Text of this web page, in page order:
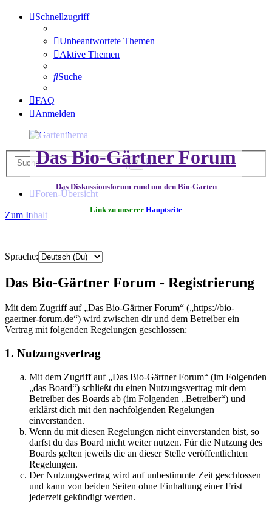
Schnellzugriff
Unbeantwortete Themen
Aktive Themen
Suche
FAQ
Anmelden
Das Bio-Gärtner Forum
Das Diskussionsforum rund um den Bio-Garten
Link zu unserer Hauptseite
SucheErweiterte
Foren-Übersicht
Zum Inhalt
Sprache:
Das Bio-Gärtner Forum - Registrierung
Mit dem Zugriff auf „Das Bio-Gärtner Forum“ („https://bio-
gaertner-forum.de“) wird zwischen dir und dem Betreiber ein
Vertrag mit folgenden Regelungen geschlossen:
1. Nutzungsvertrag
Mit dem Zugriff auf „Das Bio-Gärtner Forum“ (im Folgenden
„das Board“) schließt du einen Nutzungsvertrag mit dem
Betreiber des Boards ab (im Folgenden „Betreiber“) und
erklärst dich mit den nachfolgenden Regelungen
einverstanden.
Wenn du mit diesen Regelungen nicht einverstanden bist, so
darfst du das Board nicht weiter nutzen. Für die Nutzung des
Boards gelten jeweils die an dieser Stelle veröffentlichten
Regelungen.
Der Nutzungsvertrag wird auf unbestimmte Zeit geschlossen
und kann von beiden Seiten ohne Einhaltung einer Frist
jederzeit gekündigt werden.